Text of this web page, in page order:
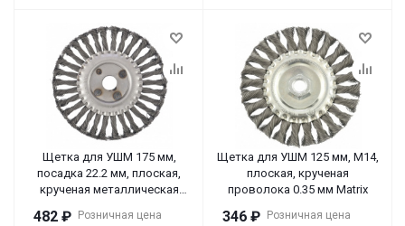
Щетка для УШМ 175 мм,
посадка 22.2 мм, плоская,
крученая металлическая
Розничная цена
482 ₽
Щетка для УШМ 125 мм, М14,
плоская, крученая
проволока 0.35 мм Matrix
Розничная цена
346 ₽